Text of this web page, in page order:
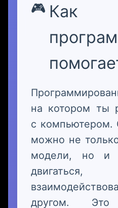
Как
на котором ты
с
можно не
модели, но и
двигаться,
другом.